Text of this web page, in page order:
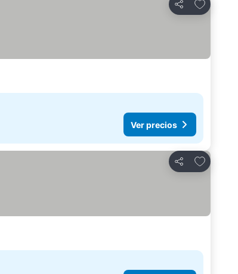
Compartir
Añadir a
Ver precios
Compartir
Añadir a